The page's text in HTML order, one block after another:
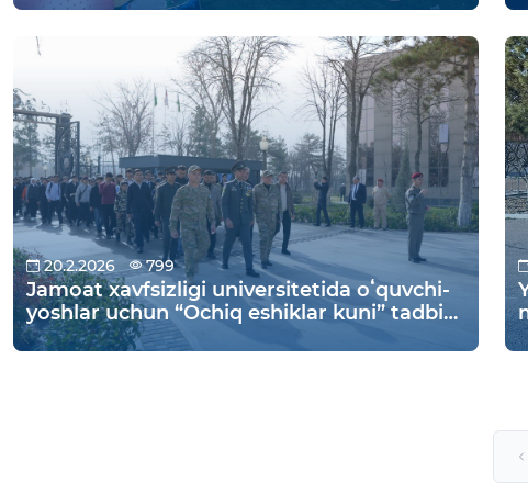
20.2.2026 799
Jamoat xavfsizligi universitetida oʻquvchi-
yoshlar uchun “Ochiq eshiklar kuni” tadbiri
o‘tkazildi.